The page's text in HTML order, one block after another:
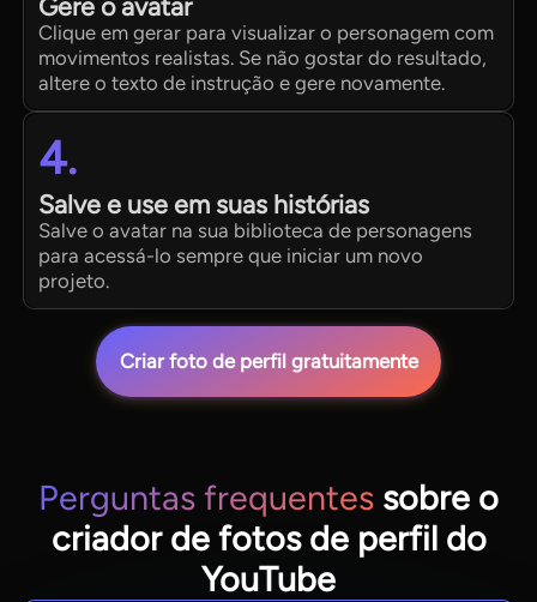
Gere o avatar
Clique em gerar para visualizar o personagem com
movimentos realistas. Se não gostar do resultado,
altere o texto de instrução e gere novamente.
4.
Salve e use em suas histórias
Salve o avatar na sua biblioteca de personagens
para acessá-lo sempre que iniciar um novo
projeto.
Criar foto de perfil gratuitamente
Perguntas frequentes sobre o
criador de fotos de perfil do
YouTube